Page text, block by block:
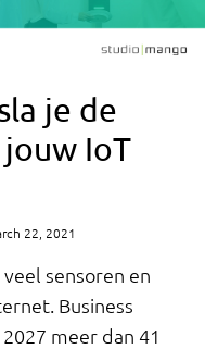
je de
IoT
22, 2021
sensoren en
Business
meer dan 41